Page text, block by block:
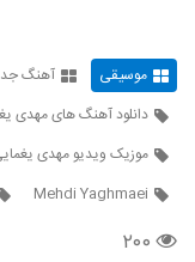
146موسیقی آهنگ
دانلود آهنگ های مهدی
موزیک ویدیو مهدی
Mehdi Yaghmaei
۲۰۰